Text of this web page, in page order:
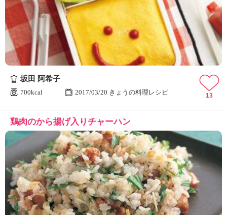
坂田 阿希子
700kcal 2017/03/20 きょうの料理レシピ 13
鶏肉のから揚げ入りチャーハン